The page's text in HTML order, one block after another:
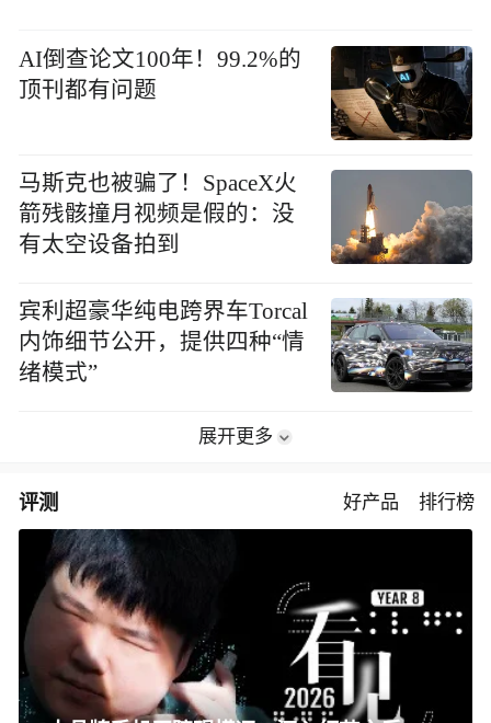
AI倒查论文100年！99.2%的
顶刊都有问题
马斯克也被骗了！SpaceX火
箭残骸撞月视频是假的：没
有太空设备拍到
宾利超豪华纯电跨界车Torcal
内饰细节公开，提供四种“情
绪模式”
展开更多
评测 好产品 排行榜